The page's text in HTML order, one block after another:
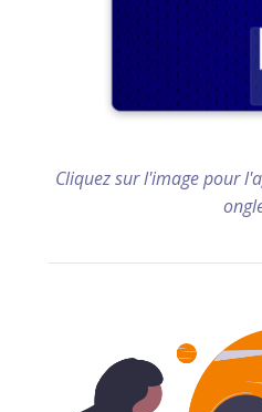
Cliquez sur l'image pour